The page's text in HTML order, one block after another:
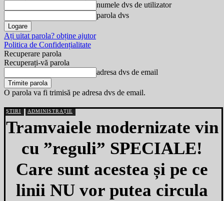
numele dvs de utilizator
parola dvs
Ați uitat parola? obține ajutor
Politica de Confidențialitate
Recuperare parola
Recuperați-vă parola
adresa dvs de email
O parola va fi trimisă pe adresa dvs de email.
ȘTIRI ADMINISTRAȚIE
Tramvaiele modernizate vin
cu ”reguli” SPECIALE!
Care sunt acestea și pe ce
linii NU vor putea circula